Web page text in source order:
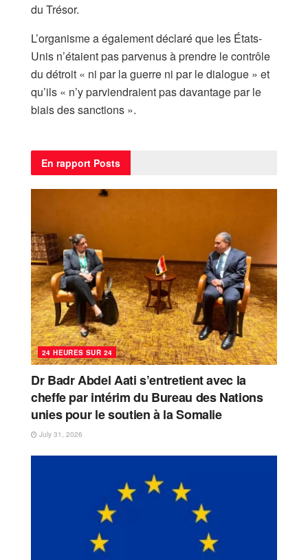
du Trésor.
L’organisme a également déclaré que les États-
Unis n’étaient pas parvenus à prendre le contrôle
du détroit « ni par la guerre ni par le dialogue » et
qu’ils « n’y parviendraient pas davantage par le
biais des sanctions ».
En rapport Posts
24 HEURES SUR 24
Dr Badr Abdel Aati s’entretient avec la
cheffe par intérim du Bureau des Nations
unies pour le soutien à la Somalie
July 31, 2026